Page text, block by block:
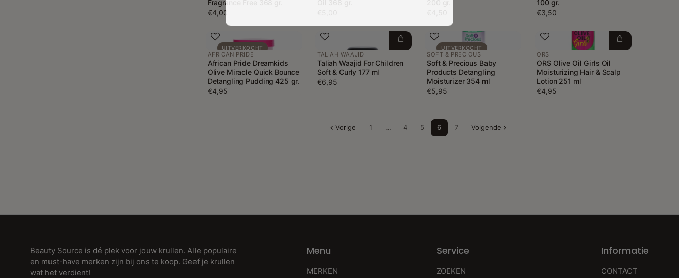
Fragrance Free 368 gr.
€4,00
100 gr.
€3,50
UITVERKOCHT
AFRICAN PRIDE
African Pride Dreamkids
Olive Miracle Quick Bounce
Detangling Pudding 425 gr.
€4,95
TALIAH WAAJID
Taliah Waajid For Children
Soft & Curly 177 ml
€6,95
UITVERKOCHT
SOFT & PRECIOUS
Soft & Precious Baby
Products Detangling
Moisturizer 354 ml
€5,95
ORS
ORS Olive Oil Girls Oil
Moisturizing Hair & Scalp
Lotion 251 ml
€4,95
Vorige 1 … 4 5 6 7 Volgende
Beauty Source is dé plek voor jouw krullen. Alle populaire
en must-have merken zijn bij ons te koop. Geef je krullen
wat het verdient!
Menu
MERKEN
Service
ZOEKEN
Informatie
CONTACT